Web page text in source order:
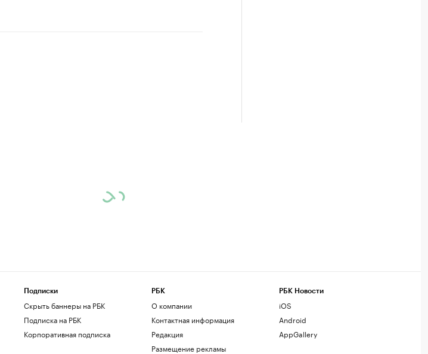
Подписки
Скрыть баннеры на РБК
Подписка на РБК
Корпоративная подписка
РБК
О компании
Контактная информация
Редакция
Размещение рекламы
РБК Новости
iOS
Android
AppGallery